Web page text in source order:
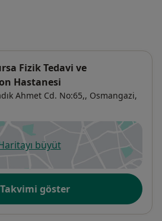
Fizik Tedavi ve
Hastanesi
Ahmet Cd. No:65,, Osmangazi,
büyüt
yeni bir sekmede açılır
Takvimi göster